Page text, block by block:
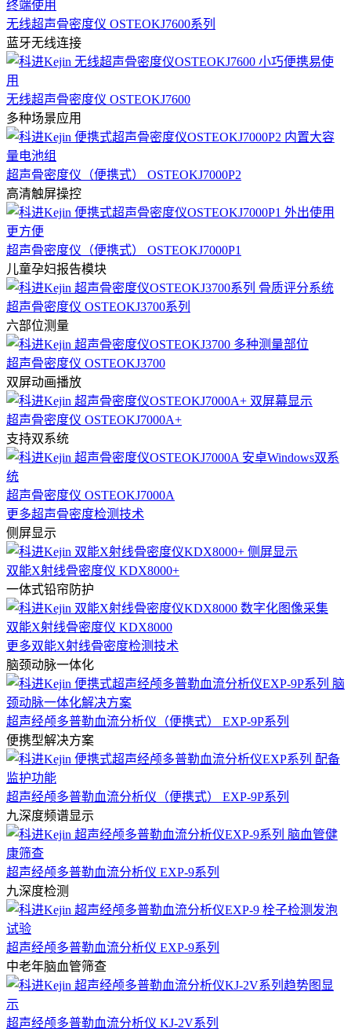
无线超声骨密度仪 OSTEOKJ7600系列
蓝牙无线连接
无线超声骨密度仪 OSTEOKJ7600
多种场景应用
超声骨密度仪（便携式） OSTEOKJ7000P2
高清触屏操控
超声骨密度仪（便携式） OSTEOKJ7000P1
儿童孕妇报告模块
超声骨密度仪 OSTEOKJ3700系列
六部位测量
超声骨密度仪 OSTEOKJ3700
双屏动画播放
超声骨密度仪 OSTEOKJ7000A+
支持双系统
超声骨密度仪 OSTEOKJ7000A
更多超声骨密度检测技术
侧屏显示
双能X射线骨密度仪 KDX8000+
一体式铅帘防护
双能X射线骨密度仪 KDX8000
更多双能X射线骨密度检测技术
脑颈动脉一体化
超声经颅多普勒血流分析仪（便携式） EXP-9P系列
便携型解决方案
超声经颅多普勒血流分析仪（便携式） EXP-9P系列
九深度频谱显示
超声经颅多普勒血流分析仪 EXP-9系列
九深度检测
超声经颅多普勒血流分析仪 EXP-9系列
中老年脑血管筛查
超声经颅多普勒血流分析仪 KJ-2V系列